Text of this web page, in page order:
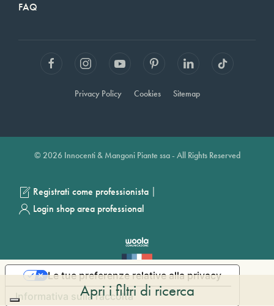
Apri i filtri di ricerca
FAQ
Privacy Policy Cookies Sitemap
© 2026 Innocenti & Mangoni Piante ssa - All Rights Reserved
Registrati come professionista |
Login shop area professional
Informativa sulla raccolta
Le tue preferenze relative alla privacy